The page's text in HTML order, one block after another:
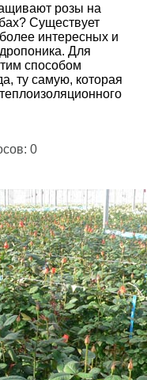
розы на
Существует
интересных и
Для
способом
ту самую, которая
0